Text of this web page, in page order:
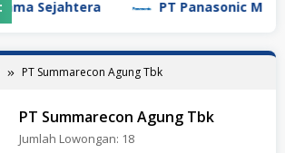
PT Panasonic Manufacturing
PT Summarecon Agung Tbk
PT Summarecon Agung Tbk
Jumlah Lowongan: 18